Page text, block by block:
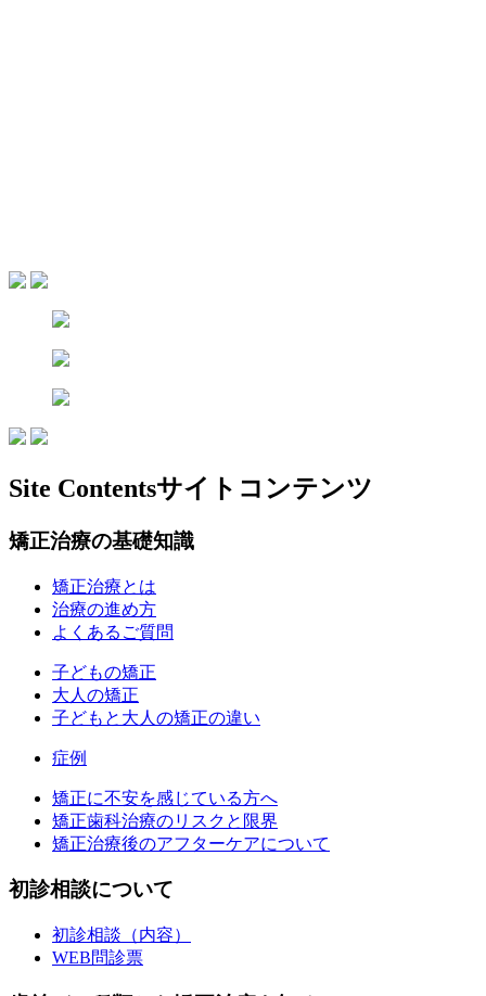
Site Contentsサイトコンテンツ
矯正治療の基礎知識
矯正治療とは
治療の進め方
よくあるご質問
子どもの矯正
大人の矯正
子どもと大人の矯正の違い
症例
矯正に不安を感じている方へ
矯正歯科治療のリスクと限界
矯正治療後のアフターケアについて
初診相談について
初診相談（内容）
WEB問診票